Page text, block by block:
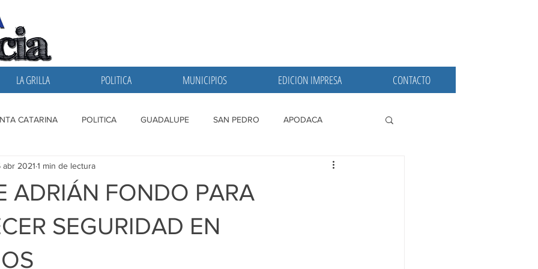
LA GRILLA POLITICA MUNICIPIOS EDICION IMPRESA CONTACTO
CATARINA POLITICA GUADALUPE SAN PEDRO APODACA
GRILLA SAN NICOLAS
ADRIÁN FONDO PARA
SEGURIDAD EN
abr 2021 1 min de lectura